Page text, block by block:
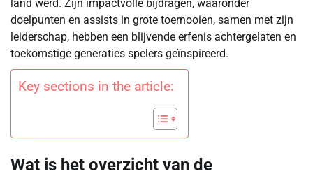
land werd. Zijn impactvolle bijdragen, waaronder
doelpunten en assists in grote toernooien, samen met zijn
leiderschap, hebben een blijvende erfenis achtergelaten en
toekomstige generaties spelers geïnspireerd.
Key sections in the article:
Wat is het overzicht van de